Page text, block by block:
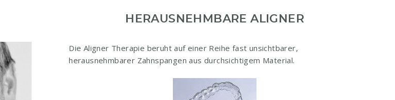
HERAUSNEHMBARE ALIGNER
Die Aligner Therapie beruht auf einer Reihe fast unsichtbarer,
herausnehmbarer Zahnspangen aus durchsichtigem Material.